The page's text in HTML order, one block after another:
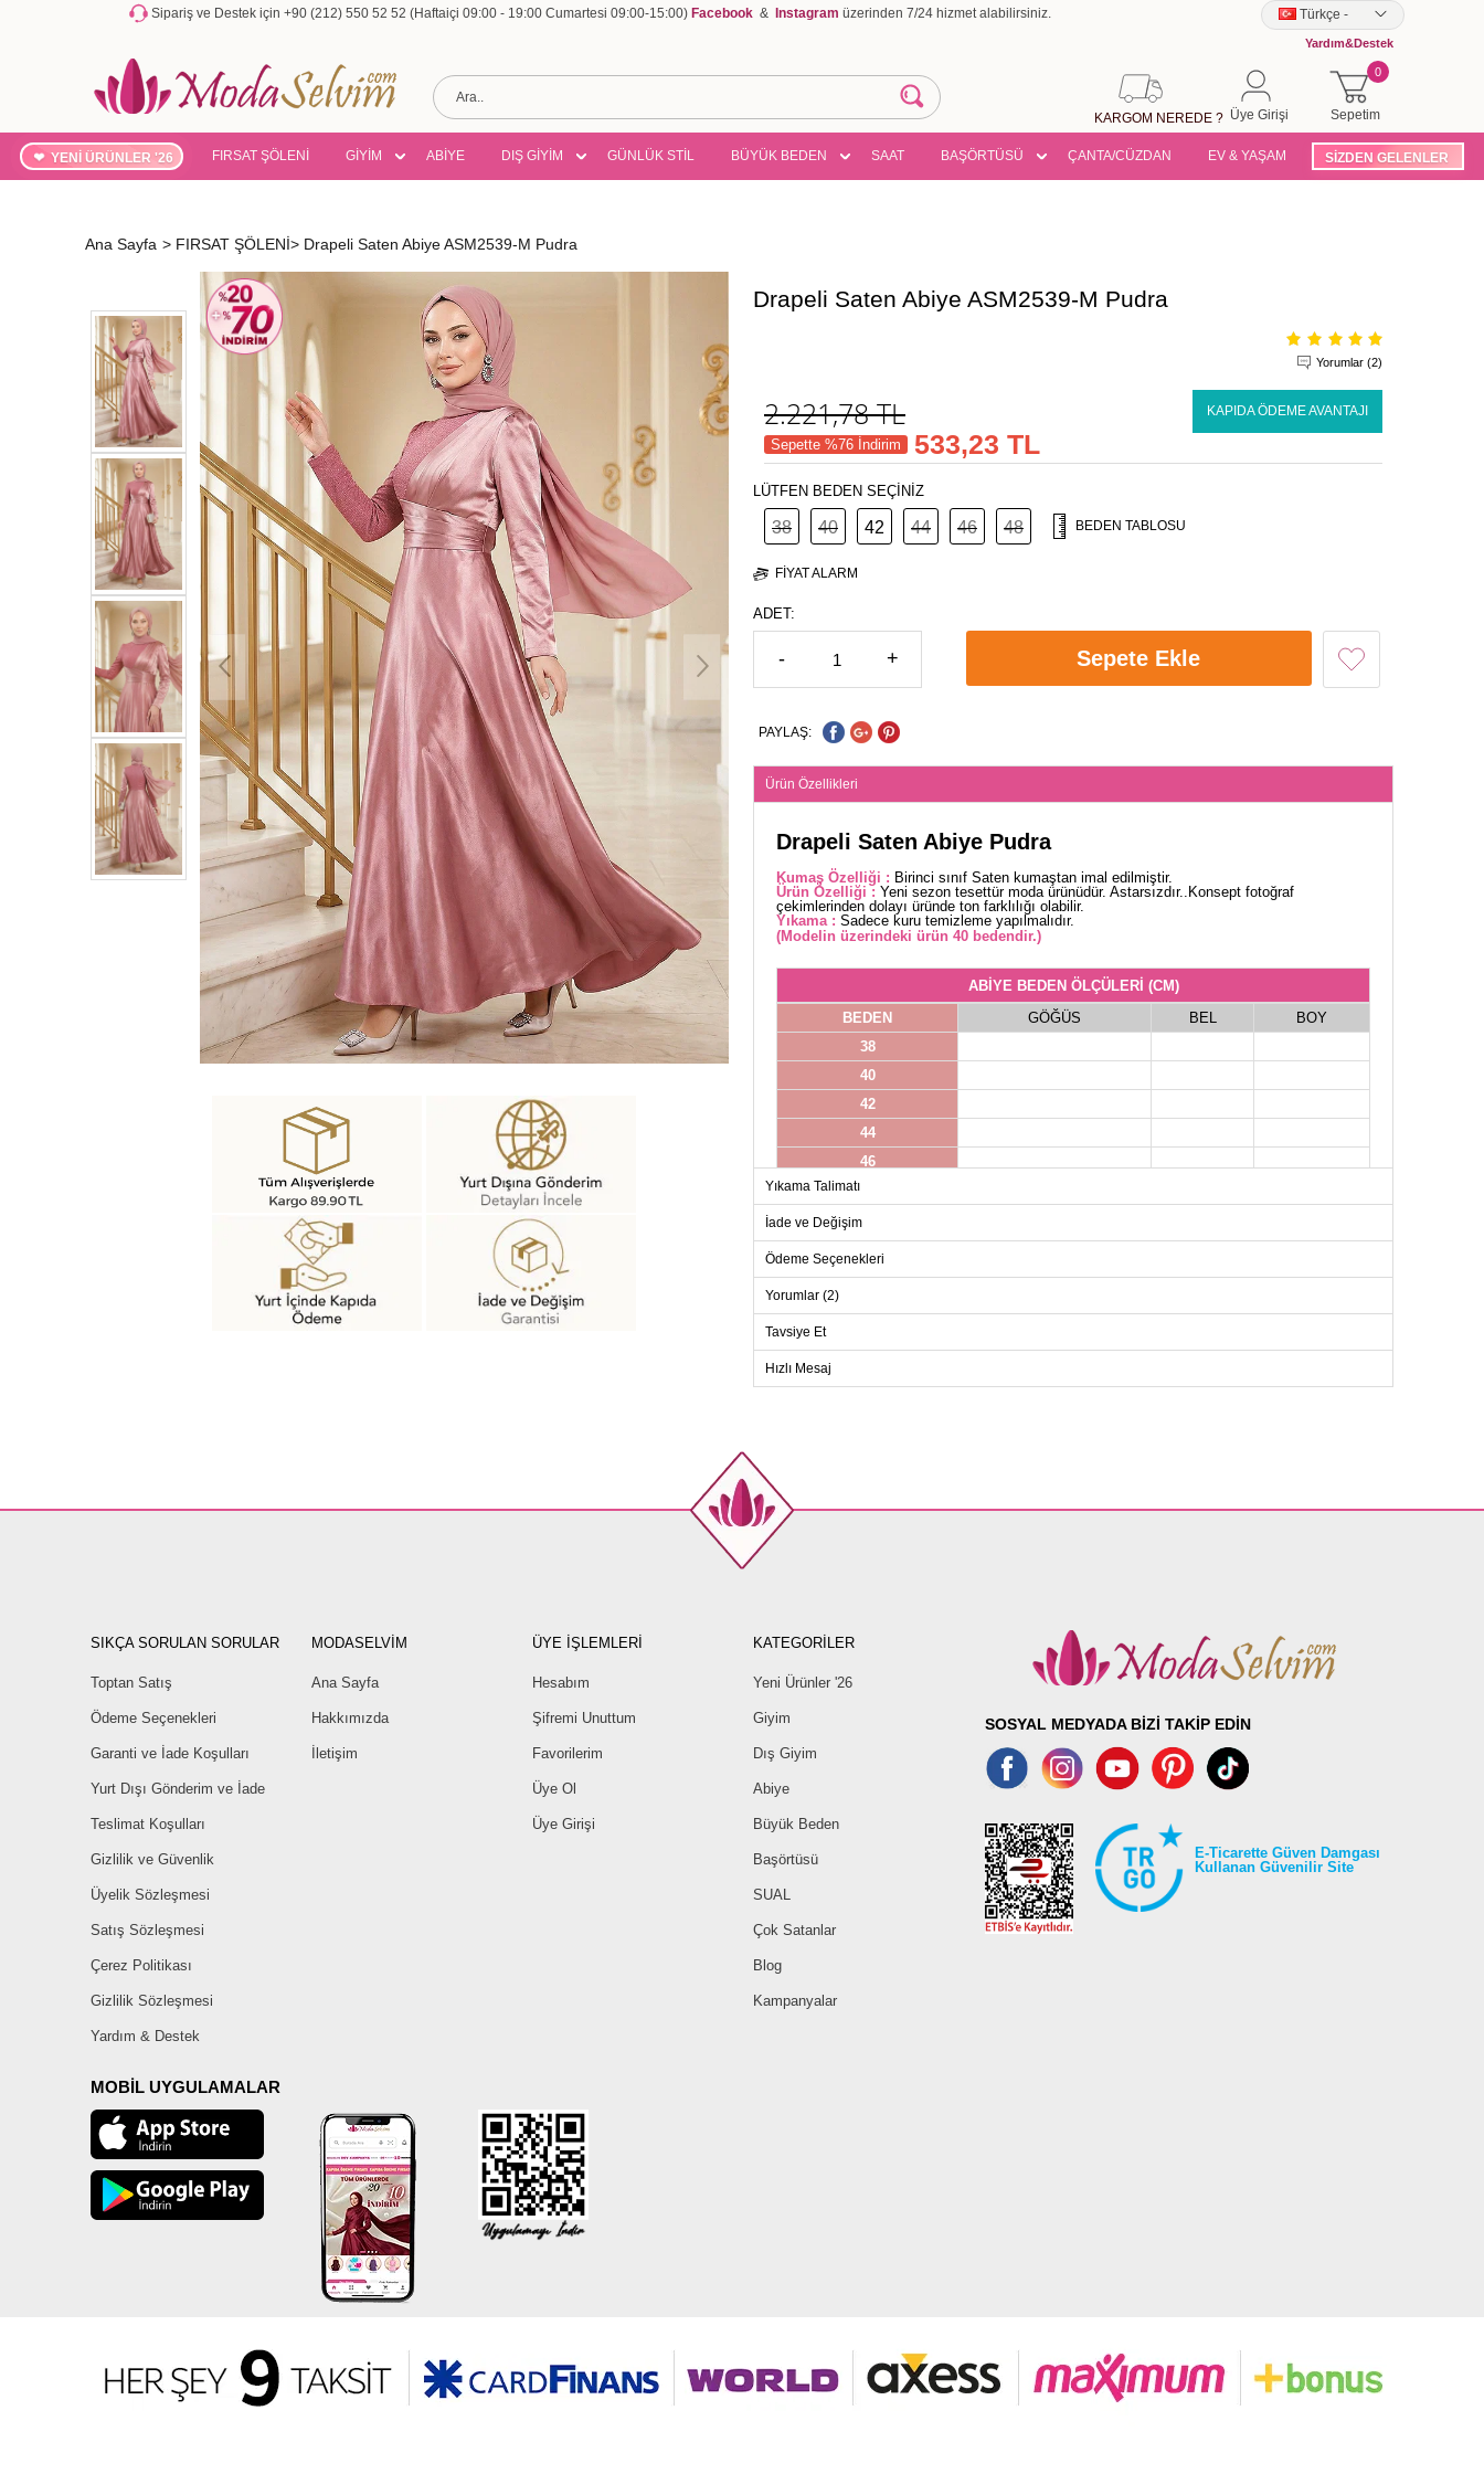
Sipariş ve Destek için +90 (212) 550 52 52 (Haftaiçi 09:00 - 19:00 Cumartesi 09:00-15:00) Facebook & Instagram üzerinden 7/24 hizmet alabilirsiniz. Türkçe -
Yardım&Destek
Sepetim
0
Üye Girişi
KARGOM NEREDE ?
YENİ ÜRÜNLER '26 FIRSAT ŞÖLENİ GİYİM ABİYE DIŞ GİYİM GÜNLÜK STİL BÜYÜK BEDEN SAAT BAŞÖRTÜSÜ ÇANTA/CÜZDAN EV & YAŞAM SİZDEN GELENLER
Ana Sayfa > FIRSAT ŞÖLENİ> Drapeli Saten Abiye ASM2539-M Pudra
Drapeli Saten Abiye ASM2539-M Pudra
Yorumlar (2)
2.221,78TL KAPIDA ÖDEME AVANTAJI
Sepette %76 İndirim 533,23 TL
LÜTFEN BEDEN SEÇİNİZ
38 40 42 44 46 48 BEDEN TABLOSU
FIYAT ALARM
ADET:
- + Sepete Ekle
PAYLAŞ:
Ürün Özellikleri
Drapeli Saten Abiye Pudra
Kumaş Özelliği : Birinci sınıf Saten kumaştan imal edilmiştir.
Ürün Özelliği : Yeni sezon tesettür moda ürünüdür. Astarsızdır..Konsept fotoğraf
çekimlerinden dolayı üründe ton farklılığı olabilir.
Yıkama : Sadece kuru temizleme yapılmalıdır.
(Modelin üzerindeki ürün 40 bedendir.)
ABİYE BEDEN ÖLÇÜLERİ (CM)
BEDEN
GÖĞÜS BEL
BOY
38
40
42
44
46
48
Yıkama Talimatı
İade ve Değişim
Ödeme Seçenekleri
Yorumlar (2)
Tavsiye Et
Hızlı Mesaj
SIKÇA SORULAN SORULAR
Toptan Satış
Ödeme Seçenekleri
Garanti ve İade Koşulları
Yurt Dışı Gönderim ve İade
Teslimat Koşulları
Gizlilik ve Güvenlik
Üyelik Sözleşmesi
Satış Sözleşmesi
Çerez Politikası
Gizlilik Sözleşmesi
Yardım & Destek
MODASELVİM
Ana Sayfa
Hakkımızda
İletişim
ÜYE İŞLEMLERİ
Hesabım
Şifremi Unuttum
Favorilerim
Üye Ol
Üye Girişi
KATEGORİLER
Yeni Ürünler '26
Giyim
Dış Giyim
Abiye
Büyük Beden
Başörtüsü
SUAL
Çok Satanlar
Blog
Kampanyalar
MOBİL UYGULAMALAR
SOSYAL MEDYADA BİZİ TAKİP EDİN
E-Ticarette Güven Damgası
Kullanan Güvenilir Site